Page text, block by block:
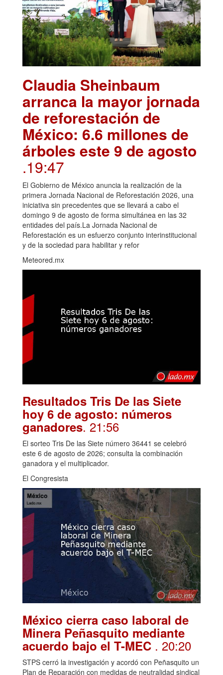
Claudia Sheinbaum
arranca la mayor jornada
de reforestación de
México: 6.6 millones de
árboles este 9 de agosto
.19:47
El Gobierno de México anuncia la realización de la
primera Jornada Nacional de Reforestación 2026, una
iniciativa sin precedentes que se llevará a cabo el
domingo 9 de agosto de forma simultánea en las 32
entidades del país.La Jornada Nacional de
Reforestación es un esfuerzo conjunto interinstitucional
y de la sociedad para habilitar y refor
Meteored.mx
Resultados Tris De las Siete
hoy 6 de agosto: números
ganadores. 21:56
El sorteo Tris De las Siete número 36441 se celebró
este 6 de agosto de 2026; consulta la combinación
ganadora y el multiplicador.
El Congresista
México cierra caso laboral de
Minera Peñasquito mediante
acuerdo bajo el T-MEC . 20:20
STPS cerró la investigación y acordó con Peñasquito un
Plan de Reparación con medidas de neutralidad sindical